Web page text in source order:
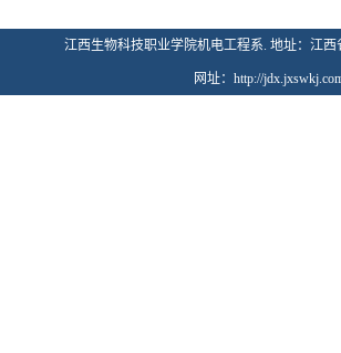
江西生物科技职业学院机电工程系. 地址：江西
网址： http://